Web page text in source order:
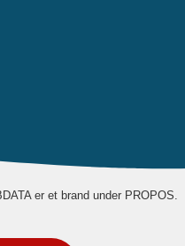
er et brand under PROPOS.